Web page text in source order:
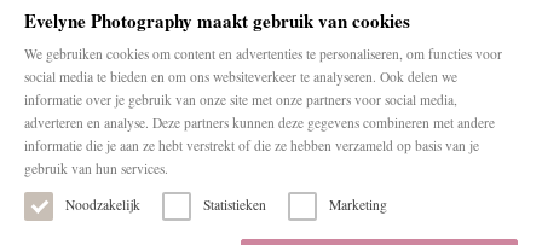
Evelyne Photography maakt gebruik van cookies
We gebruiken cookies om content en advertenties te personaliseren, om functies voor
social media te bieden en om ons websiteverkeer te analyseren. Ook delen we
informatie over je gebruik van onze site met onze partners voor social media,
adverteren en analyse. Deze partners kunnen deze gegevens combineren met andere
informatie die je aan ze hebt verstrekt of die ze hebben verzameld op basis van je
gebruik van hun services.
Noodzakelijk
Statistieken Marketing